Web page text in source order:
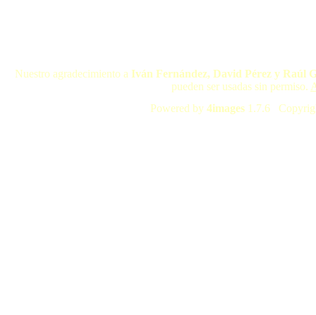
Nuestro agradecimiento a Iván Fernández, David Pérez y Raúl
pueden ser usadas sin permiso.
Powered by 4images 1.7.6